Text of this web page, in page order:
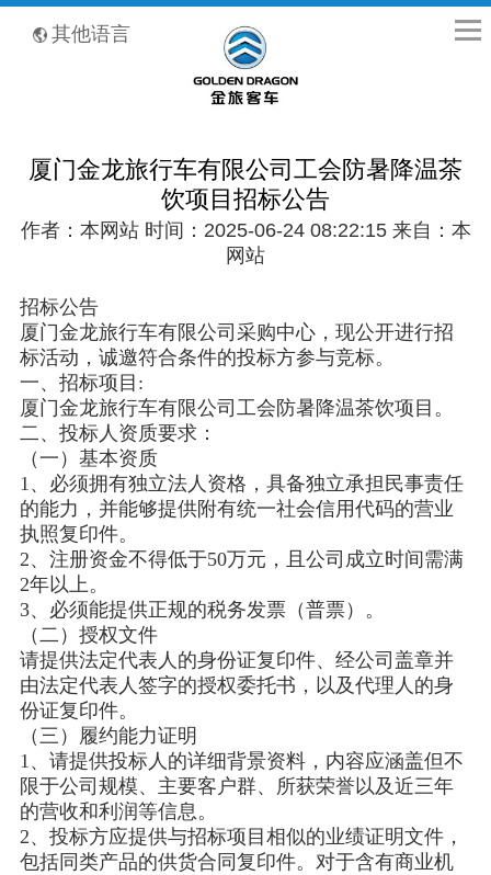
其他语言
厦门金龙旅行车有限公司工会防暑降温茶
饮项目招标公告
作者：本网站 时间：2025-06-24 08:22:15 来自：本
网站
招标公告
厦门金龙旅行车有限公司采购中心，现公开进行招
标活动，诚邀符合条件的投标方参与竞标。
一、招标项目:
厦门金龙旅行车有限公司工会防暑降温茶饮项目。
二、投标人资质要求：
（一）基本资质
1、必须拥有独立法人资格，具备独立承担民事责任
的能力，并能够提供附有统一社会信用代码的营业
执照复印件。
2、注册资金不得低于50万元，且公司成立时间需满
2年以上。
3、必须能提供正规的税务发票（普票）。
（二）授权文件
请提供法定代表人的身份证复印件、经公司盖章并
由法定代表人签字的授权委托书，以及代理人的身
份证复印件。
（三）履约能力证明
1、请提供投标人的详细背景资料，内容应涵盖但不
限于公司规模、主要客户群、所获荣誉以及近三年
的营收和利润等信息。
2、投标方应提供与招标项目相似的业绩证明文件，
包括同类产品的供货合同复印件。对于含有商业机